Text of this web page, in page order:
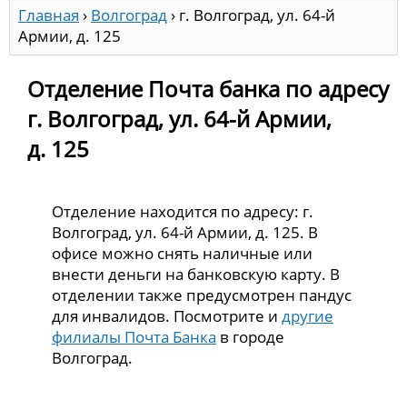
Главная › Волгоград› г. Волгоград, ул. 64-й
Армии, д. 125
Отделение Почта банка по адресу
г. Волгоград, ул. 64-й Армии,
д. 125
Отделение находится по адресу: г.
Волгоград, ул. 64-й Армии, д. 125. В
офисе можно снять наличные или
внести деньги на банковскую карту. В
отделении также предусмотрен пандус
для инвалидов. Посмотрите идругие
филиалы Почта Банка в городе
Волгоград.